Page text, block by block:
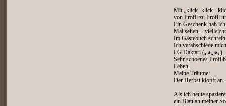
Mit „klick- klick -
von Profil zu Profil
Ein Geschenk hab
Mal sehen, -
Im Gästebuch
Ich verabschiede
LG Daktari (｡◕‿◕｡)
Sehr schoenes
Leben.
Meine Träume:
Der Herbst klopft
Als ich heute
ein Blatt an meiner